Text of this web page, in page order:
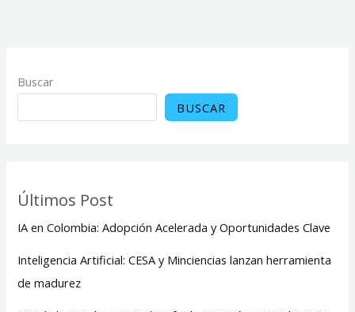
Buscar
BUSCAR
Últimos Post
IA en Colombia: Adopción Acelerada y Oportunidades Clave
Inteligencia Artificial: CESA y Minciencias lanzan herramienta
de madurez